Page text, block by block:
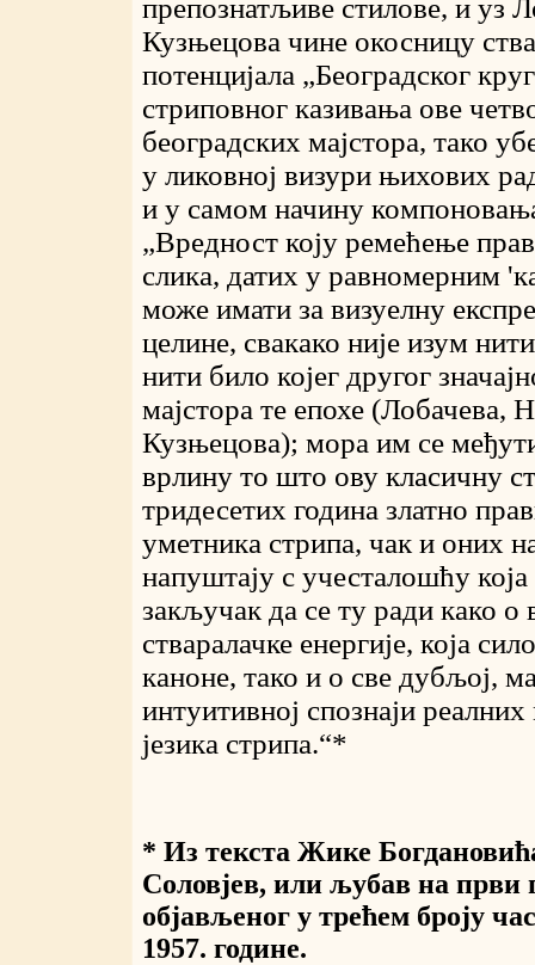
препознатљиве стилове, и уз
Кузњецова чине окосницу
потенцијала „Београдског
стриповног казивања ове
београдских мајстора, тако
у ликовној визури њихових
и у самом начину
„Вредност коју ремећење
слика, датих у равномерним
може имати за визуелну
целине, свакако није изум
нити било којег другог
мајстора те епохе (Лобачева,
Кузњецова); мора им се
врлину то што ову класичну
тридесетих година златно
уметника стрипа, чак и оних
напуштају с учесталошћу која
закључак да се ту ради како о
стваралачке енергије, која
каноне, тако и о све дубљој,
интуитивној спознаји
језика стрипа.“*
* Из текста Жике
Соловјев, или љубав на први
објављеног у трећем броју
1957. године.